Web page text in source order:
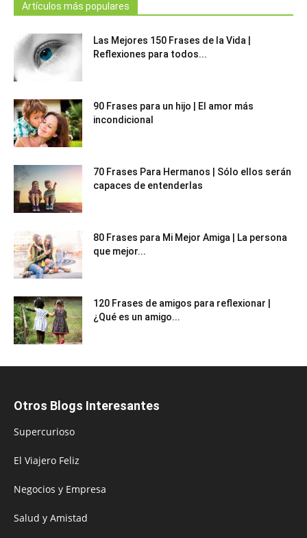
Artículos más populares
Las Mejores 150 Frases de la Vida |
Reflexiones para todos...
90 Frases para un hijo | El amor más
incondicional
70 Frases Para Hermanos | Sólo ellos serán
capaces de entenderlas
80 Frases para Mi Mejor Amiga | La persona
que mejor...
120 Frases de amigos para reflexionar |
¿Qué es un amigo...
Otros Blogs Interesantes
Supercurioso
El Viajero Feliz
Negocios y Empresa
Salud y Amistad